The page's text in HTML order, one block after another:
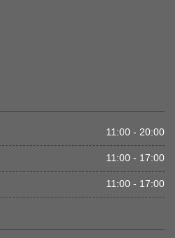
11:00 - 20:00
11:00 - 17:00
11:00 - 17:00